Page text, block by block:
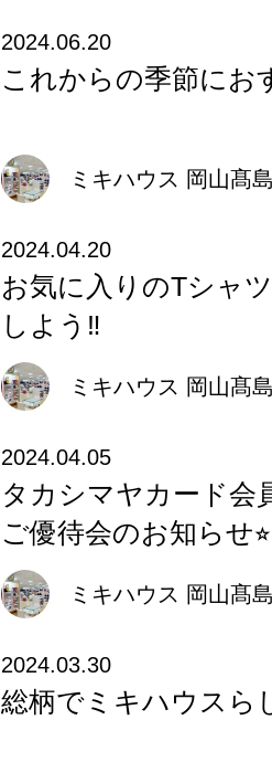
2024.06.20
これからの季節にお
ミキハウス 岡山髙
2024.04.20
お気に入りのTシャ
しよう‼️
ミキハウス 岡山髙
2024.04.05
タカシマヤカード会
ご優待会のお知らせ⭐︎
ミキハウス 岡山髙
2024.03.30
総柄でミキハウスら